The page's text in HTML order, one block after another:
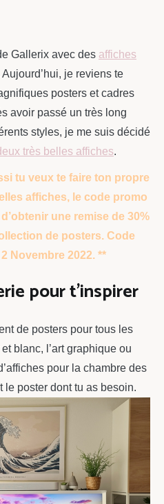
Gallerix avec des affiches
je reviens te
posters et cadres
avoir passé un très long
styles, je me suis décidé
très belles affiches.
tu veux te faire ton propre
affiches, le code promo
une remise de 30%
de posters. Code
Novembre 2022. **
pour t’inspirer
de posters pour tous les
blanc, l’art graphique ou
pour la chambre des
le poster dont tu as besoin.